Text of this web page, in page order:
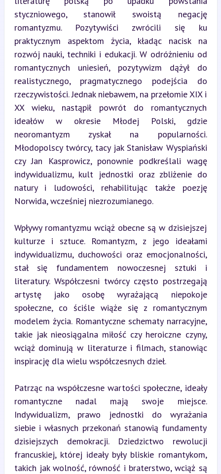
styczniowego, stanowił swoistą negację
romantyzmu. Pozytywiści zwrócili się ku
praktycznym aspektom życia, kładąc nacisk na
rozwój nauki, techniki i edukacji. W odróżnieniu od
romantycznych uniesień, pozytywizm dążył do
realistycznego, pragmatycznego podejścia do
rzeczywistości. Jednak niebawem, na przełomie XIX i
XX wieku, nastąpił powrót do romantycznych
ideałów w okresie Młodej Polski, gdzie
neoromantyzm zyskał na popularności.
Młodopolscy twórcy, tacy jak Stanisław Wyspiański
czy Jan Kasprowicz, ponownie podkreślali wagę
indywidualizmu, kult jednostki oraz zbliżenie do
natury i ludowości, rehabilitując także poezję
Norwida, wcześniej niezrozumianego.
Wpływy romantyzmu wciąż obecne są w dzisiejszej
kulturze i sztuce. Romantyzm, z jego ideałami
indywidualizmu, duchowości oraz emocjonalności,
stał się fundamentem nowoczesnej sztuki i
literatury. Współczesni twórcy często postrzegają
artystę jako osobę wyrażającą niepokoje
społeczne, co ściśle wiąże się z romantycznym
modelem życia. Romantyczne schematy narracyjne,
takie jak nieosiągalna miłość czy heroiczne czyny,
wciąż dominują w literaturze i filmach, stanowiąc
inspirację dla wielu współczesnych dzieł.
Patrząc na współczesne wartości społeczne, ideały
romantyczne nadal mają swoje miejsce.
Indywidualizm, prawo jednostki do wyrażania
siebie i własnych przekonań stanowią fundamenty
dzisiejszych demokracji. Dziedzictwo rewolucji
francuskiej, której ideały były bliskie romantykom,
takich jak wolność, równość i braterstwo, wciąż są